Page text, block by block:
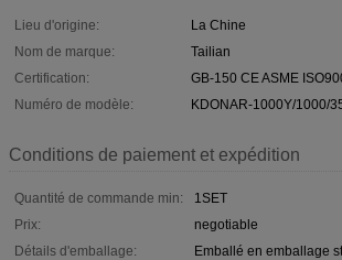
Lieu d'origine:
La Chine
Nom de marque:
Tailian
Certification:
GB-150 CE ASME
Numéro de modèle:
KDONAR-1000Y/1000/
Conditions de paiement et expédition
Quantité de commande min:
1SET
Prix:
negotiable
Détails d'emballage:
Emballé en emballage